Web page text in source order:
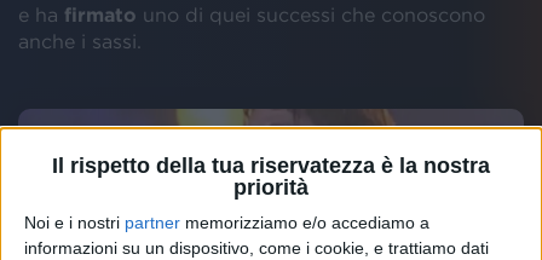
Il rispetto della tua riservatezza è la nostra
priorità
Noi e i nostri partner memorizziamo e/o accediamo a
informazioni su un dispositivo, come i cookie, e trattiamo dati
e ha firmato uno di quei successi che conoscono
anche i sassi.